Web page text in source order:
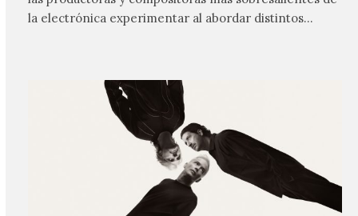
la electrónica experimentar al abordar distintos